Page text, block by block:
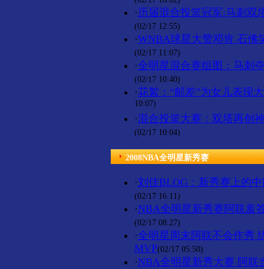
· 历届混合投篮冠军:马刺双
(02/17 12:55)
·WNBA球星大赞邓肯 石佛
(02/17 11:07)
·全明星混合赛组图：马刺
(02/17 10:40)
·花絮：“邮差”为女儿表现
10:07)
·混合投篮大赛：双塔再创
(02/17 10:04)
2008NBA全明星新秀赛
·刘佳BLOG：新秀赛上的
(02/17 16:11)
·NBA全明星新秀赛阿联羞
(02/17 08:27)
·全明星周末阿联不会作秀
MVP(02/17 05:50)
·NBA全明星新秀大赛 阿联